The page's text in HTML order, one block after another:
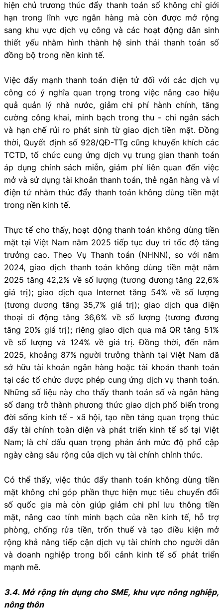
hiện chủ trương thúc đẩy thanh toán số không chỉ giới
hạn trong lĩnh vực ngân hàng mà còn được mở rộng
sang khu vực dịch vụ công và các hoạt động dân sinh
thiết yếu nhằm hình thành hệ sinh thái thanh toán số
đồng bộ trong nền kinh tế.
Việc đẩy mạnh thanh toán điện tử đối với các dịch vụ
công có ý nghĩa quan trọng trong việc nâng cao hiệu
quả quản lý nhà nước, giảm chi phí hành chính, tăng
cường công khai, minh bạch trong thu - chi ngân sách
và hạn chế rủi ro phát sinh từ giao dịch tiền mặt. Đồng
thời, Quyết định số 928/QĐ-TTg cũng khuyến khích các
TCTD, tổ chức cung ứng dịch vụ trung gian thanh toán
áp dụng chính sách miễn, giảm phí liên quan đến việc
mở và sử dụng tài khoản thanh toán, thẻ ngân hàng và ví
điện tử nhằm thúc đẩy thanh toán không dùng tiền mặt
trong nền kinh tế.
Thực tế cho thấy, hoạt động thanh toán không dùng tiền
mặt tại Việt Nam năm 2025 tiếp tục duy trì tốc độ tăng
trưởng cao. Theo Vụ Thanh toán (NHNN), so với năm
2024, giao dịch thanh toán không dùng tiền mặt năm
2025 tăng 42,2% về số lượng (tương đương tăng 22,6%
giá trị); giao dịch qua Internet tăng 54% về số lượng
(tương đương tăng 35,7% giá trị); giao dịch qua điện
thoại di động tăng 36,6% về số lượng (tương đương
tăng 20% giá trị); riêng giao dịch qua mã QR tăng 51%
về số lượng và 124% về giá trị. Đồng thời, đến năm
2025, khoảng 87% người trưởng thành tại Việt Nam đã
sở hữu tài khoản ngân hàng hoặc tài khoản thanh toán
tại các tổ chức được phép cung ứng dịch vụ thanh toán.
Những số liệu này cho thấy thanh toán số và ngân hàng
số đang trở thành phương thức giao dịch phổ biến trong
đời sống kinh tế - xã hội, tạo nền tảng quan trọng thúc
đẩy tài chính toàn diện và phát triển kinh tế số tại Việt
Nam; là chỉ dấu quan trọng phản ánh mức độ phổ cập
ngày càng sâu rộng của dịch vụ tài chính chính thức.
Có thể thấy, việc thúc đẩy thanh toán không dùng tiền
mặt không chỉ góp phần thực hiện mục tiêu chuyển đổi
số quốc gia mà còn giúp giảm chi phí lưu thông tiền
mặt, nâng cao tính minh bạch của nền kinh tế, hỗ trợ
phòng, chống rửa tiền, trốn thuế và tạo điều kiện mở
rộng khả năng tiếp cận dịch vụ tài chính cho người dân
và doanh nghiệp trong bối cảnh kinh tế số phát triển
mạnh mẽ.
3.4. Mở rộng tín dụng cho SME, khu vực nông nghiệp,
nông thôn